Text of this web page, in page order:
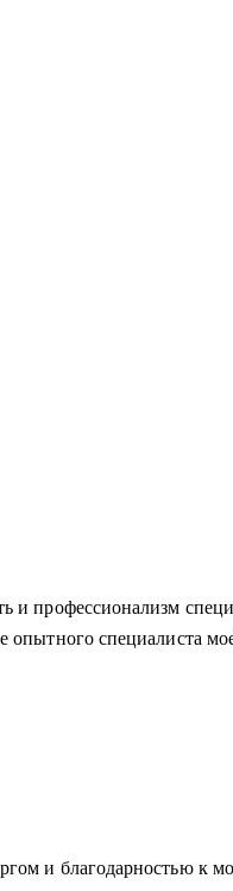
и профессионализм
опытного специалиста
и благодарностью к